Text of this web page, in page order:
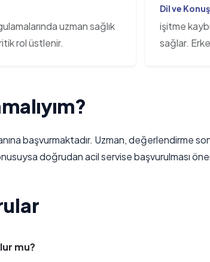
uzman sağlık
rol üstlenir.
Dil ve
işitme
sağlar.
başvurmaktadır. Uzman, değerlendirme
doğrudan acil servise başvurulması
mu?